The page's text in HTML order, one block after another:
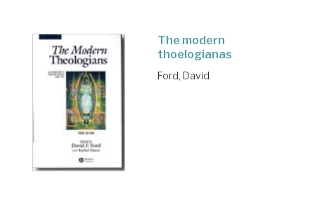
The modern
thoelogianas
Ford, David